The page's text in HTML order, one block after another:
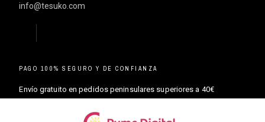
info@tesuko.com
PAGO 100% SEGURO Y DE CONFIANZA
Envío gratuito en pedidos peninsulares superiores a 40€